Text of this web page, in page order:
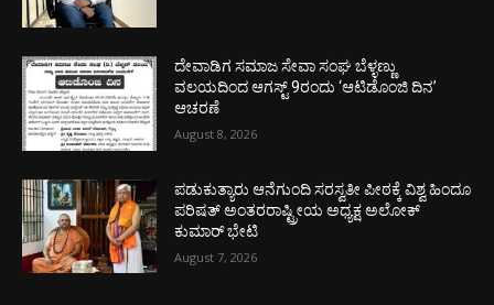
ದೇವಾಡಿಗ ಸಮಾಜ ಸೇವಾ ಸಂಘ ಬೆಳ್ಳಣ್ಣು
ವಲಯದಿಂದ ಆಗಸ್ಟ್ 9ರಂದು ‘ಆಟಿಡೊಂಜಿ ದಿನ’
ಆಚರಣೆ
August 8, 2026
ಪಡುಕುತ್ಯಾರು ಆನೆಗುಂದಿ ಸರಸ್ವತೀ ಪೀಠಕ್ಕೆ ವಿಶ್ವ ಹಿಂದೂ
ಪರಿಷತ್ ಅಂತರರಾಷ್ಟ್ರೀಯ ಅಧ್ಯಕ್ಷ ಅಲೋಕ್
ಕುಮಾರ್ ಭೇಟಿ
August 7, 2026